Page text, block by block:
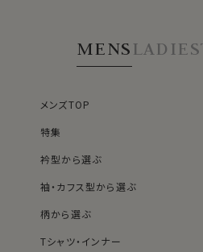
カフス部分はコンバーチブルカフス
LL-90cm・全１２サイズにてご用
ださい。
41018
キッパー・第一ボタ
ン無し・ポケット無しMENSLADIES
メンズTOP
特集
衿型から選ぶ
袖・カフス型から選ぶ
柄から選ぶ
Tシャツ・インナー